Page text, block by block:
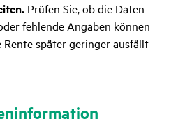
Prüfen Sie, ob die Daten
fehlende Angaben können
Rente später geringer ausfällt